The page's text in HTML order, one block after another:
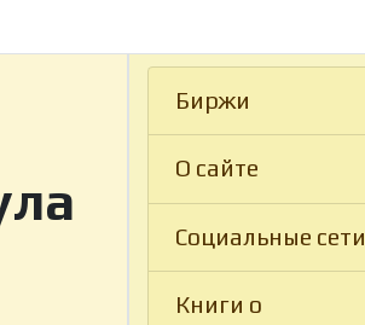
Биржи
О сайте
Социальные сети
Книги о